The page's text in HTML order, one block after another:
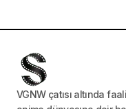
VGNW çatısı altında